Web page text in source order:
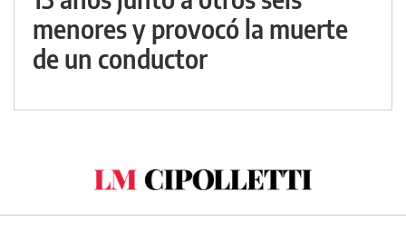
menores y provocó la muerte
de un conductor